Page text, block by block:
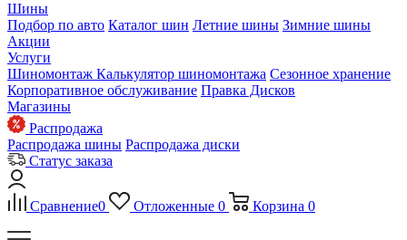
Шины
Подбор по авто Каталог шин Летние шины Зимние шины
Акции
Услуги
Шиномонтаж Калькулятор шиномонтажа Сезонное хранение
Корпоративное обслуживание Правка Дисков
Магазины
Распродажа
Распродажа шины Распродажа диски
Статус заказа
Сравнение0 Отложенные 0 Корзина 0